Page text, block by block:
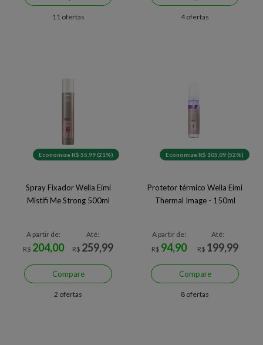
11 ofertas 4 ofertas
Economize R$ 55,99 (21%)
Spray Fixador Wella Eimi
Mistifi Me Strong 500ml
A partir de:
R$ 204,00
Até:
R$ 259,99
Compare
2 ofertas
Economize R$ 105,09 (52%)
Protetor térmico Wella Eimi
Thermal Image - 150ml
A partir de:
R$ 94,90
Até:
R$ 199,99
Compare
8 ofertas